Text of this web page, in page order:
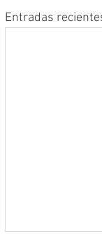
Entradas